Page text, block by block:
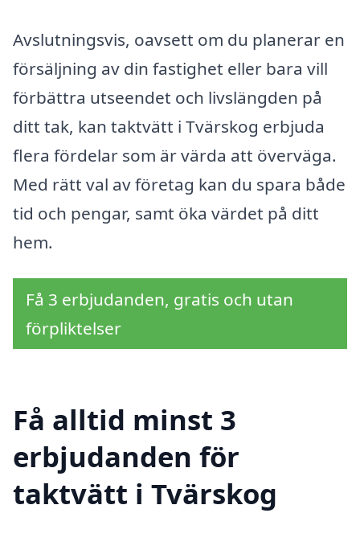
Avslutningsvis, oavsett om du planerar en
försäljning av din fastighet eller bara vill
förbättra utseendet och livslängden på
ditt tak, kan taktvätt i Tvärskog erbjuda
flera fördelar som är värda att överväga.
Med rätt val av företag kan du spara både
tid och pengar, samt öka värdet på ditt
hem.
Få 3 erbjudanden, gratis och utan
förpliktelser
Få alltid minst 3
erbjudanden för
taktvätt i Tvärskog